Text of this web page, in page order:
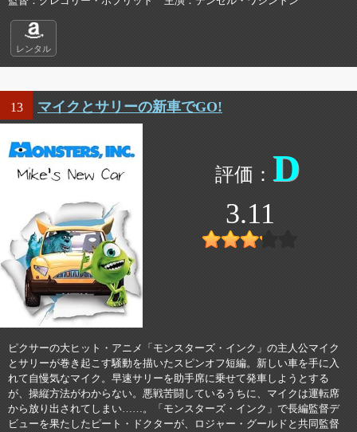
レンタル
13 マイクとサリーの新車でGO!
D
3.11
ピクサーの大ヒット・アニメ「モンスターズ・インク」の主人公マイク
とサリーが巻き起こす騒動を描いたスピンオフ短編。新しい車を手に入
れて自慢気なマイク。早速サリーを助手席に乗せて発車しようとする
が、操縦方法がわからない。悪戦苦闘しているうちに、マイクは運転席
から放り出されてしまい……。「モンスターズ・インク」で長編監督デ
ビューを果たしたピート・ドクターが、ロジャー・グールドと共同監督